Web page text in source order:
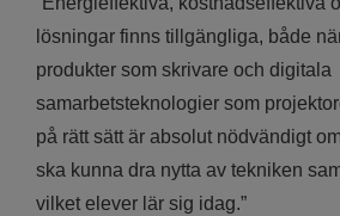
lösningar finns tillgängliga, både
produkter som skrivare och digitala
samarbetsteknologier som
på rätt sätt är absolut nödvändigt
ska kunna dra nytta av tekniken
vilket elever lär sig idag.”